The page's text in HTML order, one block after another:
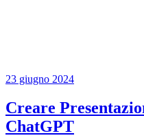
23 giugno 2024
Creare
ChatGPT